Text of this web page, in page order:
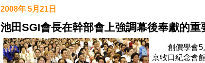
2008年 5月21日
池田SGI會長在幹部會上強調幕後奉獻的重
創價學會5
京牧口紀念會